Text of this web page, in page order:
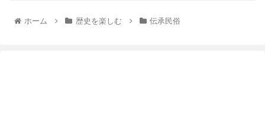
ホーム 歴史を楽しむ 伝承民俗